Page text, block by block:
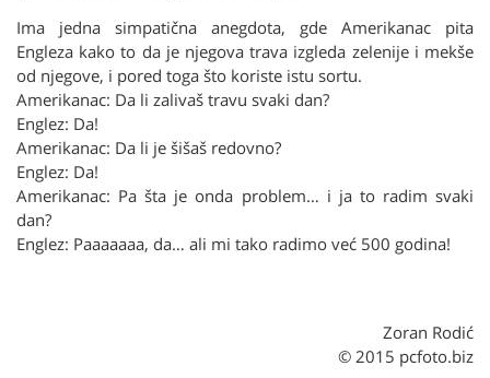
Ima jedna simpatična anegdota, gde Amerikanac pita
Engleza kako to da je njegova trava izgleda zelenije i mekše
od njegove, i pored toga što koriste istu sortu.
Amerikanac: Da li zalivaš travu svaki dan?
Englez: Da!
Amerikanac: Da li je šišaš redovno?
Englez: Da!
Amerikanac: Pa šta je onda problem… i ja to radim svaki
dan?
Englez: Paaaaaaa, da… ali mi tako radimo već 500 godina!
Zoran Rodić
© 2015 pcfoto.biz